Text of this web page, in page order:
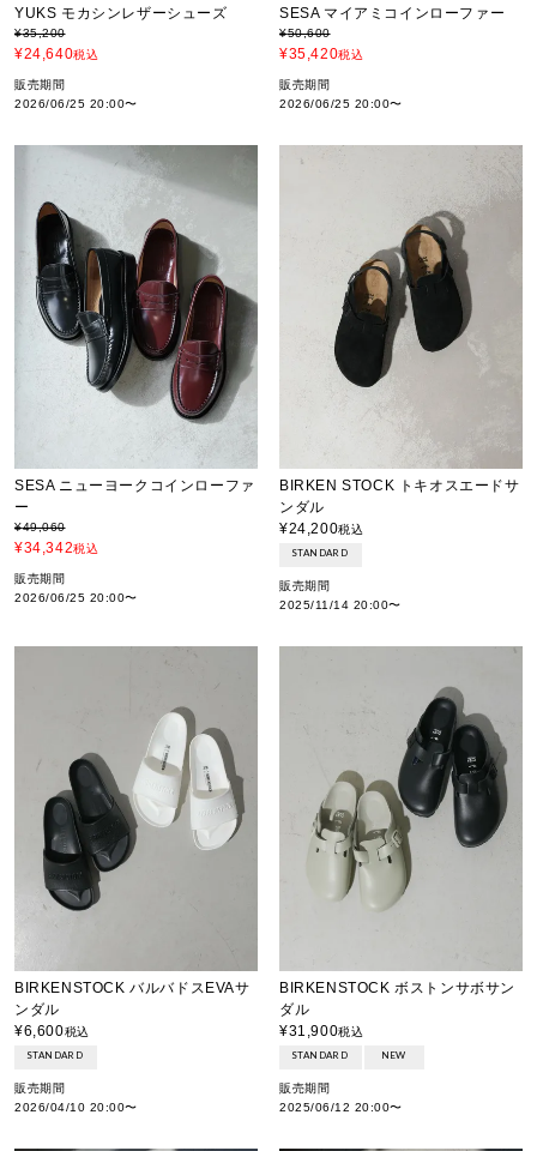
YUKS モカシンレザーシューズ
¥35,200
¥24,640税込
販売期間
2026/06/25 20:00〜
SESA マイアミコインローファー
¥50,600
¥35,420税込
販売期間
2026/06/25 20:00〜
SESA ニューヨークコインローファ
ー
¥49,060
¥34,342税込
販売期間
2026/06/25 20:00〜
BIRKEN STOCK トキオスエードサ
ンダル
¥24,200税込
STANDARD
販売期間
2025/11/14 20:00〜
BIRKENSTOCK バルバドスEVAサ
ンダル
¥6,600税込
STANDARD
販売期間
2026/04/10 20:00〜
BIRKENSTOCK ボストンサボサン
ダル
¥31,900税込
STANDARD NEW
販売期間
2025/06/12 20:00〜